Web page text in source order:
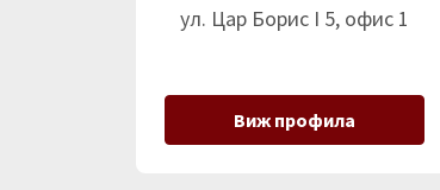
ул. Цар Борис І 5, офис 1
Виж профила